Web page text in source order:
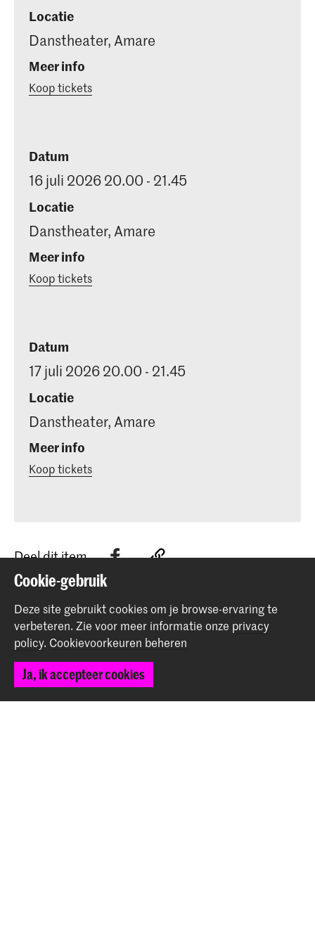
Locatie
Danstheater, Amare
Meer info
Koop tickets
Datum
16 juli 2026 20.00 - 21.45
Locatie
Danstheater, Amare
Meer info
Koop tickets
Datum
17 juli 2026 20.00 - 21.45
Locatie
Danstheater, Amare
Meer info
Koop tickets
Deel dit item
Terug naar boven
Contact
Spuiplein 150
Cookie-gebruik
Deze site gebruikt cookies om je browse-ervaring te
verbeteren. Zie voor meer informatie onze privacy
policy. Cookievoorkeuren beheren
Ja, ik accepteer cookies